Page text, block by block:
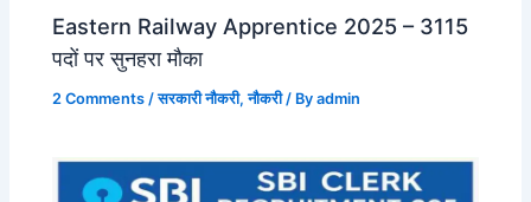
Eastern Railway Apprentice 2025 – 3115
पदों पर सुनहरा मौका
2 Comments /सरकारी नौकरी,नौकरी/ Byadmin